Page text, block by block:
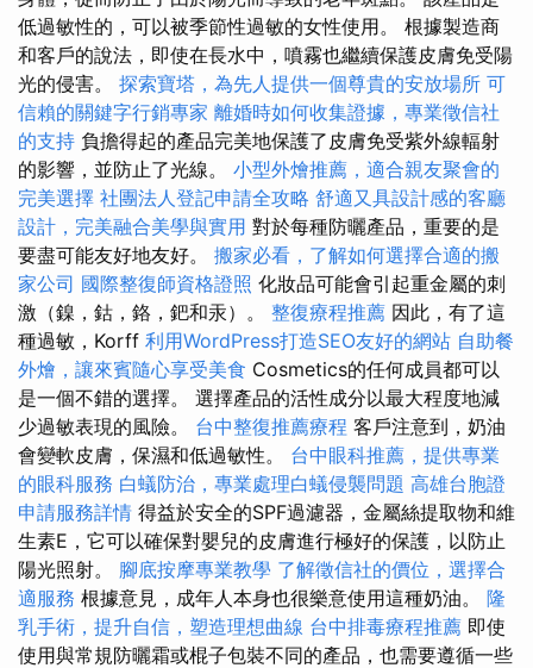
低過敏性的，可以被季節性過敏的女性使用。 根據製造商
和客戶的說法，即使在長水中，噴霧也繼續保護皮膚免受陽
光的侵害。 探索寶塔，為先人提供一個尊貴的安放場所 可
信賴的關鍵字行銷專家 離婚時如何收集證據，專業徵信社
的支持 負擔得起的產品完美地保護了皮膚免受紫外線輻射
的影響，並防止了光線。 小型外燴推薦，適合親友聚會的
完美選擇 社團法人登記申請全攻略 舒適又具設計感的客廳
設計，完美融合美學與實用 對於每種防曬產品，重要的是
要盡可能友好地友好。 搬家必看，了解如何選擇合適的搬
家公司 國際整復師資格證照 化妝品可能會引起重金屬的刺
激（鎳，鈷，鉻，鈀和汞）。 整復療程推薦 因此，有了這
種過敏，Korff 利用WordPress打造SEO友好的網站 自助餐
外燴，讓來賓隨心享受美食 Cosmetics的任何成員都可以
是一個不錯的選擇。 選擇產品的活性成分以最大程度地減
少過敏表現的風險。 台中整復推薦療程 客戶注意到，奶油
會變軟皮膚，保濕和低過敏性。 台中眼科推薦，提供專業
的眼科服務 白蟻防治，專業處理白蟻侵襲問題 高雄台胞證
申請服務詳情 得益於安全的SPF過濾器，金屬絲提取物和維
生素E，它可以確保對嬰兒的皮膚進行極好的保護，以防止
陽光照射。 腳底按摩專業教學 了解徵信社的價位，選擇合
適服務 根據意見，成年人本身也很樂意使用這種奶油。 隆
乳手術，提升自信，塑造理想曲線 台中排毒療程推薦 即使
使用與常規防曬霜或棍子包裝不同的產品，也需要遵循一些